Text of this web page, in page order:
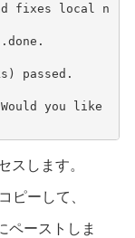
fixes local n
passed.
you like
スします。
ピーして、
ペーストしま